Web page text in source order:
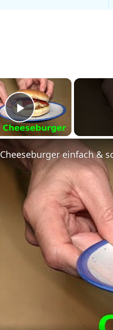
×
Play Video
Cheeseburger einfach &